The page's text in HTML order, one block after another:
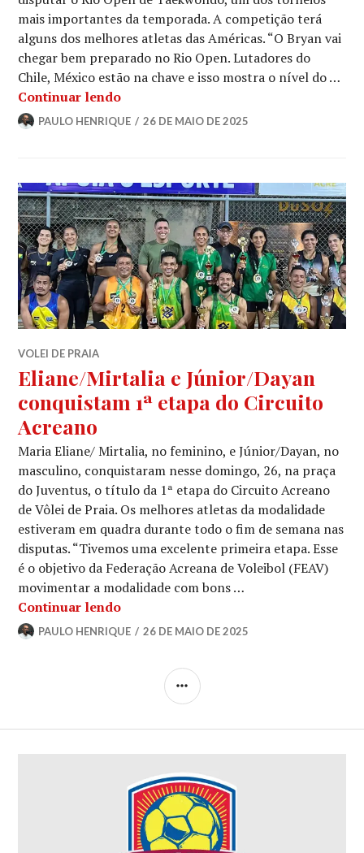
mais importantes da temporada. A competição terá
alguns dos melhores atletas das Américas. “O Bryan vai
chegar bem preparado no Rio Open. Lutadores do
Chile, México estão na chave e isso mostra o nível do …
Continuar lendo
PAULO HENRIQUE 26 DE MAIO DE 2025
VOLEI DE PRAIA
Eliane/Mirtalia e Júnior/Dayan
conquistam 1ª etapa do Circuito
Acreano
Maria Eliane/ Mirtalia, no feminino, e Júnior/Dayan, no
masculino, conquistaram nesse domingo, 26, na praça
do Juventus, o título da 1ª etapa do Circuito Acreano
de Vôlei de Praia. Os melhores atletas da modalidade
estiveram em quadra durante todo o fim de semana nas
disputas. “Tivemos uma excelente primeira etapa. Esse
é o objetivo da Federação Acreana de Voleibol (FEAV)
movimentar a modalidade com bons …
Continuar lendo
PAULO HENRIQUE 26 DE MAIO DE 2025